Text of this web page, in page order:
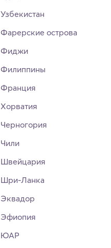
Узбекистан
Фарерские острова
Фиджи
Филиппины
Франция
Хорватия
Черногория
Чили
Швейцария
Шри-Ланка
Эквадор
Эфиопия
ЮАР